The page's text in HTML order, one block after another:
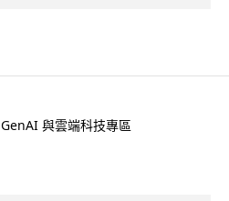
GenAI 與雲端科技專區